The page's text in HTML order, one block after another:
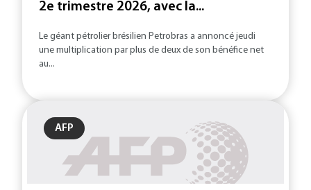
2e trimestre 2026, avec la...
Le géant pétrolier brésilien Petrobras a annoncé jeudi
une multiplication par plus de deux de son bénéfice net
au...
AFP